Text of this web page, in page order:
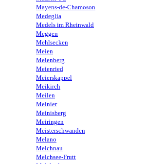
Mayens-de-Chamoson
Medeglia
Medels im Rheinwald
Meggen
Mehlsecken
Meien
Meienberg
Meienried
Meierskappel
Meikirch
Meilen
Meinier
Meinisberg
Meiringen
Meisterschwanden
Melano
Melchnau
Melchsee-Frutt